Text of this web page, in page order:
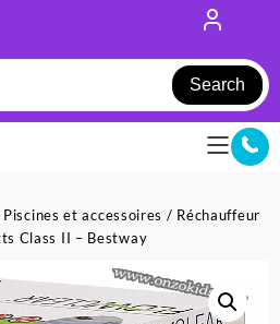
Search
Piscines et accessoires / Réchauffeur
Class II – Bestway